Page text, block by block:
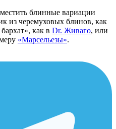
блинные вариации
из черемуховых блинов, как
как в Dr. Живаго, или
«Марсельезы».